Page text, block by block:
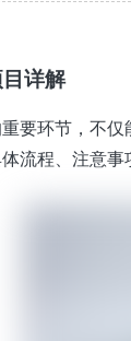
详解
要环节，不
流程、注意